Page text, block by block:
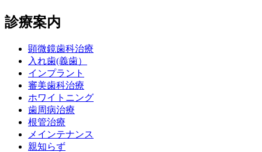
診療案内
顕微鏡歯科治療
入れ歯(義歯）
インプラント
審美歯科治療
ホワイトニング
歯周病治療
根管治療
メインテナンス
親知らず